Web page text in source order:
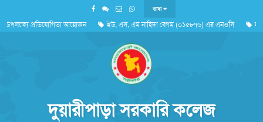
প্রতিযোগিতা আয়োজন ইউ, এস, এম নাহিদা বেগম (০১৫৮৭৬) এর এনওসি
ভাষা
দুয়ারীপাড়া সরকারি কলেজ